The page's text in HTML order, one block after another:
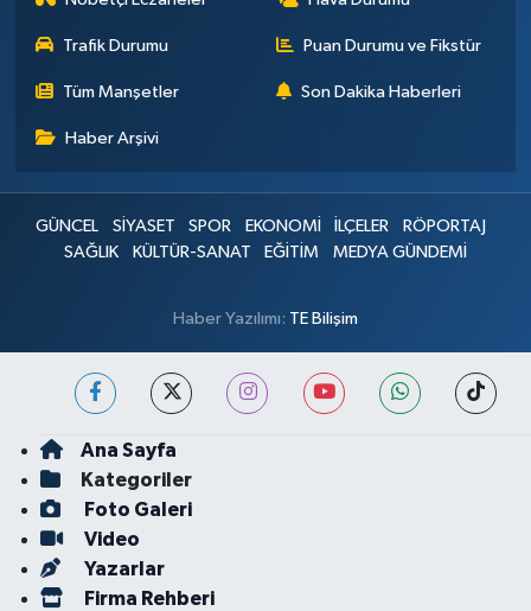
Trafik Durumu Puan Durumu ve Fikstür
Tüm Manşetler Son Dakika Haberleri
Haber Arşivi
GÜNCEL SİYASET SPOR EKONOMİ İLÇELER
RÖPORTAJ
SAĞLIK
KÜLTÜR-SANAT EĞİTİM MEDYA GÜNDEMİ
Haber Yazılımı: TE Bilişim
Ana Sayfa
Kategoriler
Foto Galeri
Video
Yazarlar
Firma Rehberi